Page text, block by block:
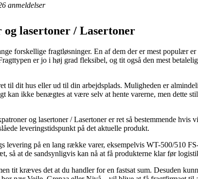
anmeldelser
lasertoner / Lasertoner
forskellige fragtløsninger. En af dem der er mest populær er
er jo i høj grad fleksibel, og tit også den mest
til dit hus eller ud til din arbejdsplads. Muligheden er
kan ikke benægtes at være selv at hente varerne, men dette
og lasertoner / Lasertoner er ret så bestemmende hvis
leveringstidspunkt på det aktuelle produkt.
levering på en lang række varer, eksempelvis WT-500/510
så at de sandsynligvis kan nå at få produkterne klar før
tit kræves det at du handler for en fastsat sum. Desuden